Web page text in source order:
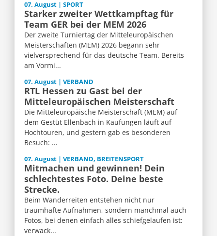
07. August | SPORT
Starker zweiter Wettkampftag für
Team GER bei der MEM 2026
Der zweite Turniertag der Mitteleuropäischen
Meisterschaften (MEM) 2026 begann sehr
vielversprechend für das deutsche Team. Bereits
am Vormi...
07. August | VERBAND
RTL Hessen zu Gast bei der
Mitteleuropäischen Meisterschaft
Die Mitteleuropäische Meisterschaft (MEM) auf
dem Gestüt Ellenbach in Kaufungen läuft auf
Hochtouren, und gestern gab es besonderen
Besuch: ...
07. August | VERBAND, BREITENSPORT
Mitmachen und gewinnen! Dein
schlechtestes Foto. Deine beste
Strecke.
Beim Wanderreiten entstehen nicht nur
traumhafte Aufnahmen, sondern manchmal auch
Fotos, bei denen einfach alles schiefgelaufen ist:
verwack...